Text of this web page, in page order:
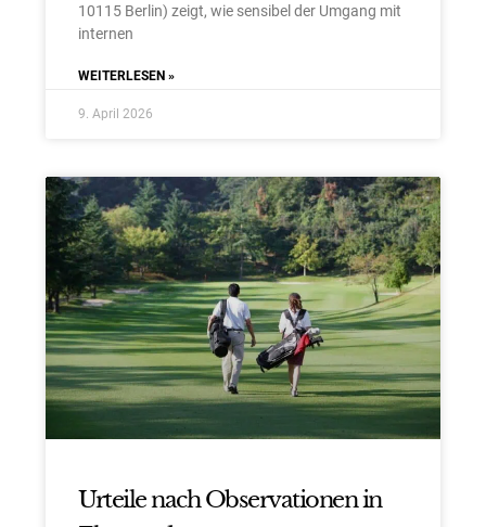
10115 Berlin) zeigt, wie sensibel der Umgang mit
internen
WEITERLESEN »
9. April 2026
Urteile nach Observationen in